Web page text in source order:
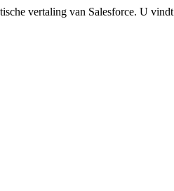
vertaling van Salesforce. U vindt